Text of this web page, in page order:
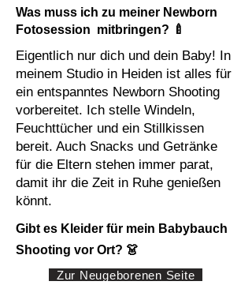
Was muss ich zu meiner Newborn
Fotosession mitbringen? 🍼
Eigentlich nur dich und dein Baby! In
meinem Studio in Heiden ist alles für
ein entspanntes Newborn Shooting
vorbereitet. Ich stelle Windeln,
Feuchttücher und ein Stillkissen
bereit. Auch Snacks und Getränke
für die Eltern stehen immer parat,
damit ihr die Zeit in Ruhe genießen
könnt.
Gibt es Kleider für mein Babybauch
Shooting vor Ort? 👗
Zur Neugeborenen Seite